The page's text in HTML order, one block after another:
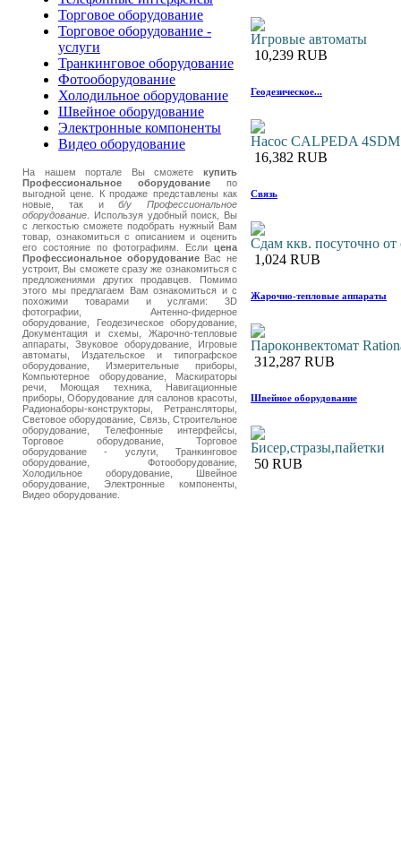
Торговое оборудование
Торговое оборудование -
услуги
Транкинговое оборудование
Фотооборудование
Холодильное оборудование
Швейное оборудование
Электронные компоненты
Видео оборудование
На нашем портале Вы сможете купить
Профессиональное оборудование по
выгодной цене. К продаже представлены как
новые, так иб/у Профессиональное
оборудование . Используя удобный поиск, Вы
с легкостью сможете подобрать нужный Вам
товар, ознакомиться с описанием и оценить
его состояние по фотографиям. Если цена
Профессиональное оборудованиеВас не
устроит, Вы сможете сразу же ознакомиться с
предложениями других продавцев. Помимо
этого мы предлагаем Вам ознакомиться и с
похожими товарами и услгами: 3D
фотографии, Антенно-фидерное
оборудование, Геодезическое оборудование,
Документация и схемы, Жарочно-тепловые
аппараты, Звуковое оборудование, Игровые
автоматы, Издательское и типографское
оборудование, Измерительные приборы,
Компьютерное оборудование, Маскираторы
речи, Моющая техника, Навигационные
приборы, Оборудование для салонов красоты,
Радионаборы-конструкторы, Ретрансляторы,
Световое оборудование, Связь, Строительное
оборудование, Телефонные интерфейсы,
Торговое оборудование, Торговое
оборудование - услуги, Транкинговое
оборудование, Фотооборудование,
Холодильное оборудование, Швейное
оборудование, Электронные компоненты,
Видео оборудование.
Игровые автоматы
10,239 RUB
Геодезическое...
Насос CALPEDA 4SDM
16,382 RUB
Связь
Сдам ккв. посуточно от
1,024 RUB
Жарочно-тепловые аппараты
Пароконвектомат
312,287 RUB
Швейное оборудование
Бисер,стразы,пайетки
50 RUB